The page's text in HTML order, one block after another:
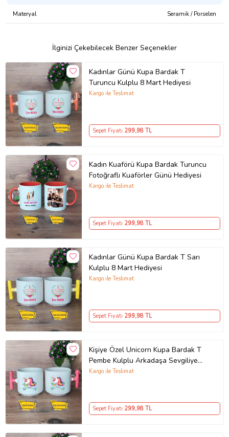
Materyal Seramik / Porselen
İlginizi Çekebilecek Benzer Seçenekler
Kadınlar Günü Kupa Bardak T
Turuncu Kulplu 8 Mart Hediyesi
Kargo ile Teslimat
Sepet Fiyatı 299,98 TL
Kadın Kuaförü Kupa Bardak Turuncu
Fotoğraflı Kuaförler Günü Hediyesi
Kargo ile Teslimat
Sepet Fiyatı 299,98 TL
Kadınlar Günü Kupa Bardak T Sarı
Kulplu 8 Mart Hediyesi
Kargo ile Teslimat
Sepet Fiyatı 299,98 TL
Kişiye Özel Unicorn Kupa Bardak T
Pembe Kulplu Arkadaşa Sevgiliye
Hediye
Kargo ile Teslimat
Sepet Fiyatı 299,98 TL